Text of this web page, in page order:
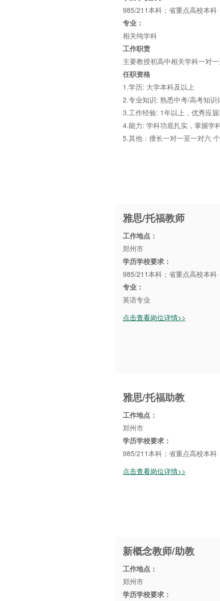
985/211本科；省重点高校本科
专业：
相关纯学科
工作职责
主要教授初高中相关学科一对
任职资格
1.学历: 大学本科及以上
2.专业知识: 熟悉中考/高考知
3.工作经验: 1年以上，优秀应
4.能力: 学科功底扎实，掌握学
5.其他：擅长一对一至一对六
雅思/托福教师
工作地点：
郑州市
学历学校要求：
985/211本科；省重点高校本科
专业：
英语专业
点击查看岗位详情>>
雅思/托福助教
工作地点：
郑州市
学历学校要求：
985/211本科；省重点高校本科
点击查看岗位详情>>
新概念教师/助教
工作地点：
郑州市
学历学校要求：